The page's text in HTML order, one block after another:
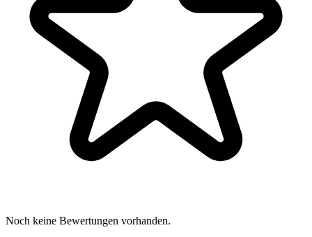
Noch keine Bewertungen vorhanden.